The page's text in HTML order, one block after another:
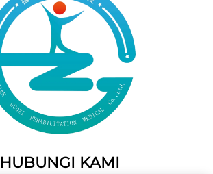
HUBUNGI KAMI